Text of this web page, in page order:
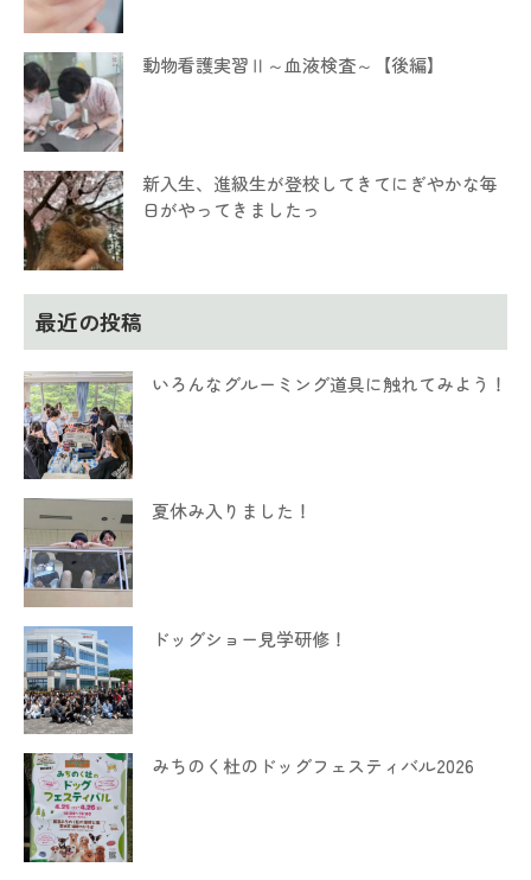
動物看護実習Ⅱ～血液検査～【後編】
新入生、進級生が登校してきてにぎやかな毎
日がやってきましたっ
最近の投稿
いろんなグルーミング道具に触れてみよう！
夏休み入りました！
ドッグショー見学研修！
みちのく杜のドッグフェスティバル2026